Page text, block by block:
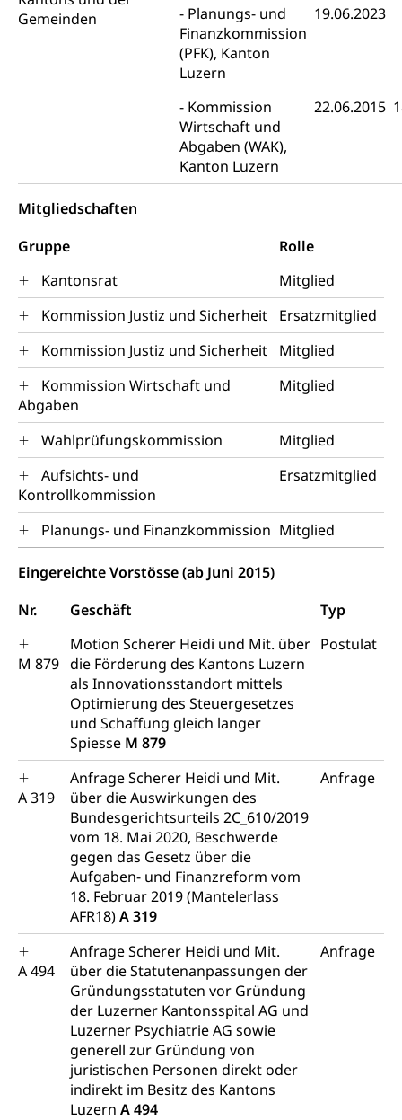
Gemeinden
Planungs- und
Finanzkommission
(PFK), Kanton
Luzern
19.06.2023
Kommission
Wirtschaft und
Abgaben (WAK),
Kanton Luzern
22.06.2015
Mitgliedschaften
Gruppe
Rolle
Kantonsrat
Mitglied
Kommission Justiz und Sicherheit
Ersatzmitglied
Kommission Justiz und Sicherheit
Mitglied
Kommission Wirtschaft und
Abgaben
Mitglied
Wahlprüfungskommission
Mitglied
Aufsichts- und
Kontrollkommission
Ersatzmitglied
Planungs- und Finanzkommission Mitglied
Eingereichte Vorstösse (ab Juni 2015)
Nr.
Geschäft Typ
M 879
Motion Scherer Heidi und Mit. über
die Förderung des Kantons Luzern
als Innovationsstandort mittels
Optimierung des Steuergesetzes
und Schaffung gleich langer
Spiesse M 879
Postulat
A 319
Anfrage Scherer Heidi und Mit.
über die Auswirkungen des
Bundesgerichtsurteils 2C_610/2019
vom 18. Mai 2020, Beschwerde
gegen das Gesetz über die
Aufgaben- und Finanzreform vom
18. Februar 2019 (Mantelerlass
AFR18)A 319
Anfrage
A 494
Anfrage Scherer Heidi und Mit.
über die Statutenanpassungen der
Gründungsstatuten vor Gründung
der Luzerner Kantonsspital AG und
Luzerner Psychiatrie AG sowie
generell zur Gründung von
juristischen Personen direkt oder
indirekt im Besitz des Kantons
Luzern A 494
Anfrage
Wildtiere
Halten von Wildtieren
Haltung Heimtiere
Hunde
Ärztliche Todesbescheinigung
Militär, Militärdienst, Militärdienstpflicht,
Wehrpflicht, Berufssoldat, Militärdienstverweigerer,
Dienstverweigerer, Militärdienstverweigerung,
Wehrpflichtersatz, Wehrpflichtersatzabgabe
Erwerbsausfallentschädigung (WAS Luzern)
Katastrophenschutz, Katastrophenhilfe, Polizei,
Feuerwehr, Gesundheitswesen, technische Betriebe,
Alarmierung, Sirenentest
Kantonaler Führungsstab
Polizei
Ordnungskräfte, Sicherheit, öffentliche Ordnung
Polizei
Versorgung
Vorratshaltung, Vorrat
Wasserversorgung
Waffen
Waffenerwerbsschein, Waffenschein, Waffenbüro,
Waffentragen, Selbstverteidigung
Waffen, Sprengstoffe und Pyrotechnik
Militärdienst
Bundesamt für Zivildienst ZIVI
Erwerbsausfallentschädigung (WAS Luzern)
Schutzdienstpflicht, Schutzraum,
Schutzraumbaupflicht
Zivilschutz
Staat und Recht
Gleichstellung von Frau und Mann
Diskriminierung, Gleichstellungsbüro, Mobbing
Gleichstellung aller Geschlechter und
Lebensformen
Gleichstellung Menschen mit
Behinderungen
Schlichtungsbehörde Gleichstellung
Zivilverfahren
Zivilrecht, Zivilrechtspflege, Gerichtsverfahren
Bezirksgerichte: Aufgaben und Verfahren
Kosten im Zivilprozess
Betreibung und Konkurs
Bankrott, Schulden, Zahlungsunfähigkeit, Pfändung
Schulden (gruezi.lu.ch)
Betreibungsämter
Betreibungsverfahren
Konkursämter
Demokratie
Regierungsform, Stimm- und Wahlrecht,
Stimmrecht, Abstimmungen, Wahlen, politische
Parteien, Grundfreiheiten, Pluralismus
Volksrechte
Kantonale Steuern